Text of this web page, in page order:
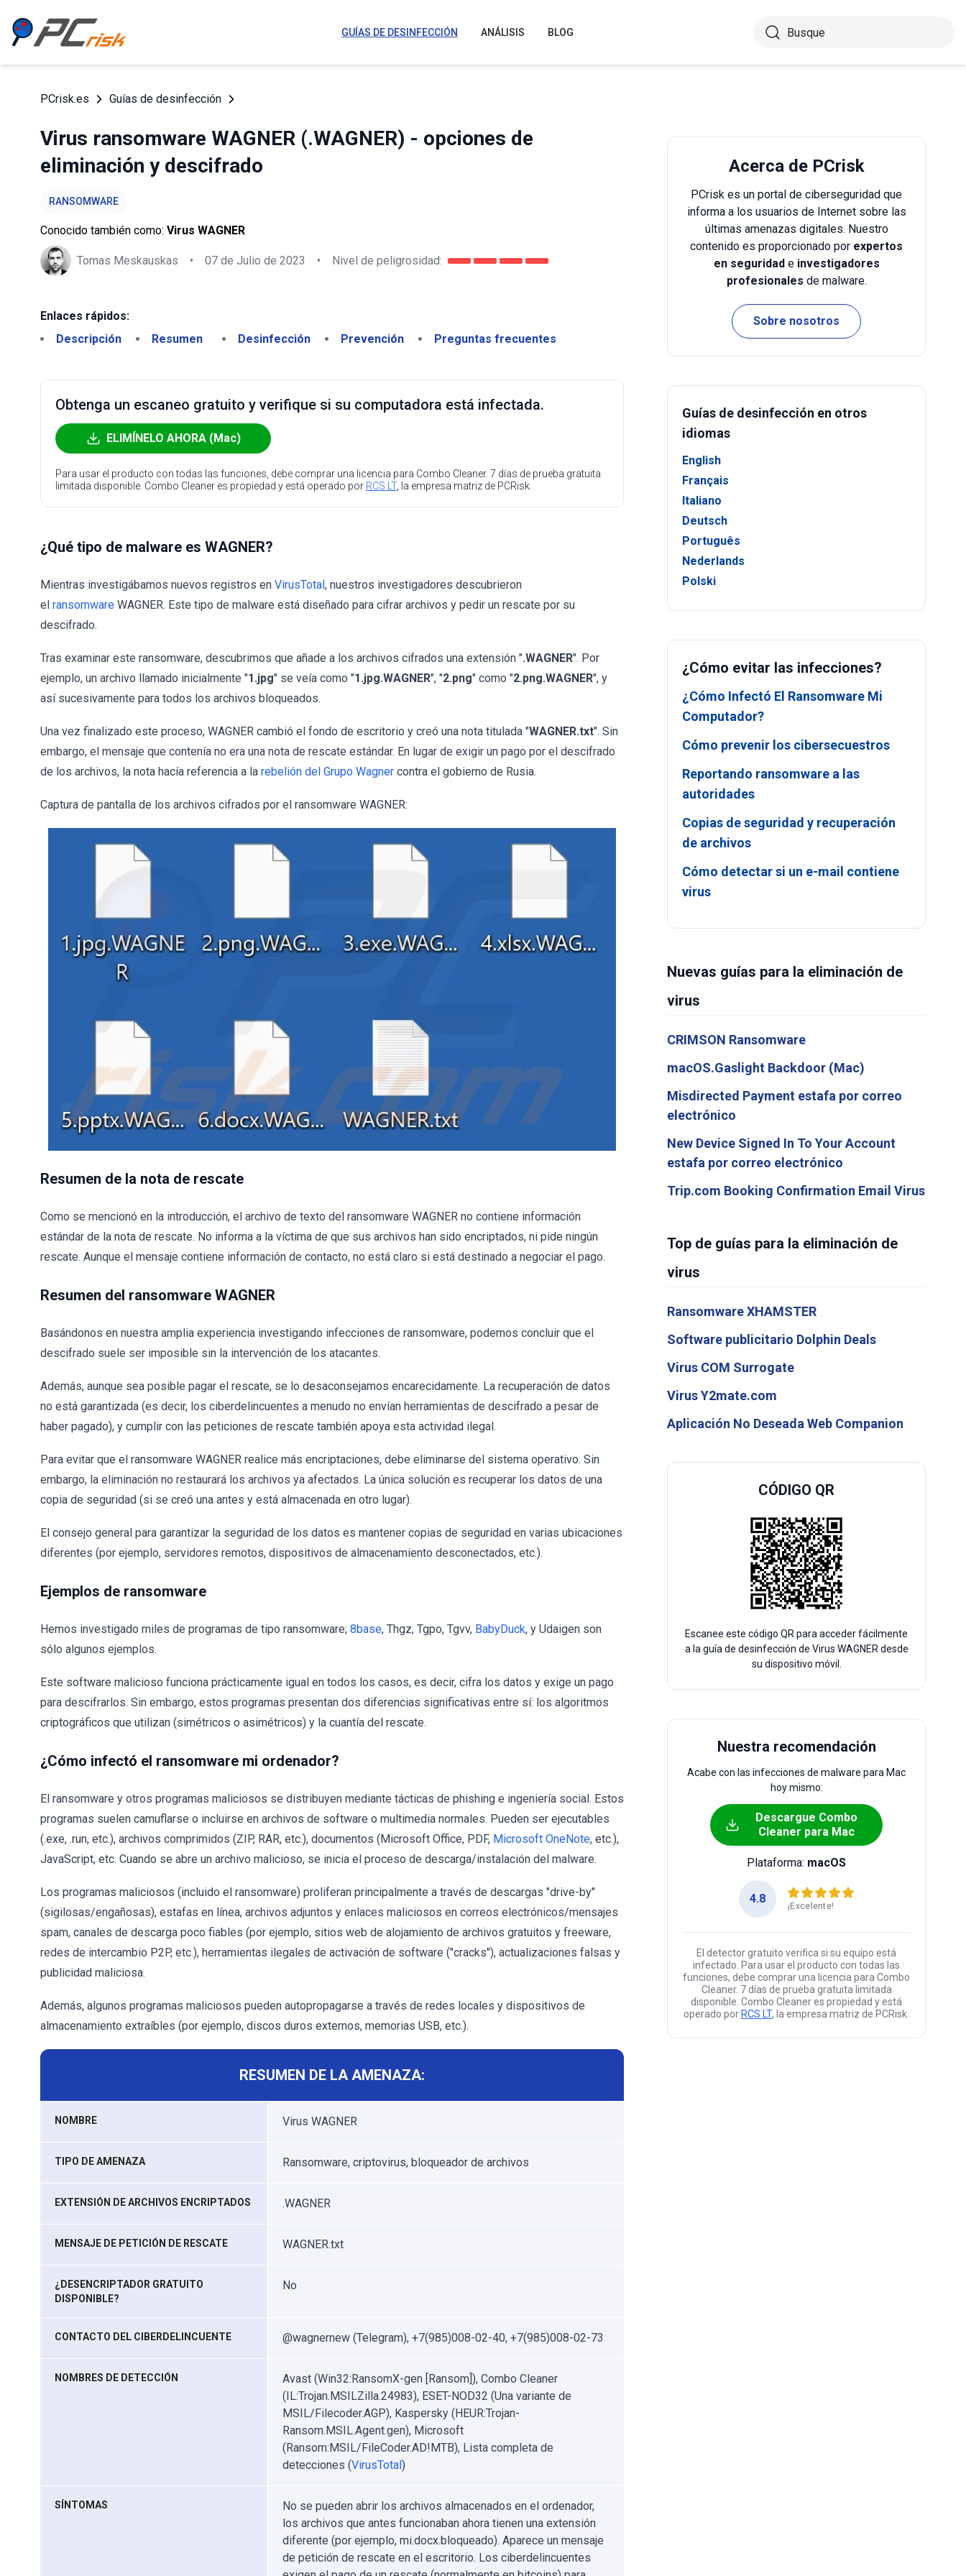
GUÍAS DE DESINFECCIÓN ANÁLISIS BLOG
PCrisk.es Guías de desinfección
Virus ransomware WAGNER (.WAGNER) - opciones de
eliminación y descifrado
RANSOMWARE
Conocido también como: Virus WAGNER
Tomas Meskauskas • 07 de Julio de 2023 • Nivel de peligrosidad:
Enlaces rápidos:
Descripción
Resumen Desinfección Prevención Preguntas frecuentes
Obtenga un escaneo gratuito y verifique si su computadora está infectada.
ELIMÍNELO AHORA (Mac)
Para usar el producto con todas las funciones, debe comprar una licencia para Combo Cleaner. 7 días de prueba gratuita
limitada disponible. Combo Cleaner es propiedad y está operado por RCS LT, la empresa matriz de PCRisk.
¿Qué tipo de malware es WAGNER?
Mientras investigábamos nuevos registros en VirusTotal, nuestros investigadores descubrieron
el ransomware WAGNER. Este tipo de malware está diseñado para cifrar archivos y pedir un rescate por su
descifrado.
Tras examinar este ransomware, descubrimos que añade a los archivos cifrados una extensión ".WAGNER". Por
ejemplo, un archivo llamado inicialmente "1.jpg" se veía como "1.jpg.WAGNER", "2.png" como "2.png.WAGNER", y
así sucesivamente para todos los archivos bloqueados.
Una vez finalizado este proceso, WAGNER cambió el fondo de escritorio y creó una nota titulada "WAGNER.txt". Sin
embargo, el mensaje que contenía no era una nota de rescate estándar. En lugar de exigir un pago por el descifrado
de los archivos, la nota hacía referencia a la rebelión del Grupo Wagner contra el gobierno de Rusia.
Captura de pantalla de los archivos cifrados por el ransomware WAGNER:
Resumen de la nota de rescate
Como se mencionó en la introducción, el archivo de texto del ransomware WAGNER no contiene información
estándar de la nota de rescate. No informa a la víctima de que sus archivos han sido encriptados, ni pide ningún
rescate. Aunque el mensaje contiene información de contacto, no está claro si está destinado a negociar el pago.
Resumen del ransomware WAGNER
Basándonos en nuestra amplia experiencia investigando infecciones de ransomware, podemos concluir que el
descifrado suele ser imposible sin la intervención de los atacantes.
Además, aunque sea posible pagar el rescate, se lo desaconsejamos encarecidamente. La recuperación de datos
no está garantizada (es decir, los ciberdelincuentes a menudo no envían herramientas de descifrado a pesar de
haber pagado), y cumplir con las peticiones de rescate también apoya esta actividad ilegal.
Para evitar que el ransomware WAGNER realice más encriptaciones, debe eliminarse del sistema operativo. Sin
embargo, la eliminación no restaurará los archivos ya afectados. La única solución es recuperar los datos de una
copia de seguridad (si se creó una antes y está almacenada en otro lugar).
El consejo general para garantizar la seguridad de los datos es mantener copias de seguridad en varias ubicaciones
diferentes (por ejemplo, servidores remotos, dispositivos de almacenamiento desconectados, etc.).
Ejemplos de ransomware
Hemos investigado miles de programas de tipo ransomware; 8base, Thgz, Tgpo, Tgvv, BabyDuck, y Udaigen son
sólo algunos ejemplos.
Este software malicioso funciona prácticamente igual en todos los casos, es decir, cifra los datos y exige un pago
para descifrarlos. Sin embargo, estos programas presentan dos diferencias significativas entre sí: los algoritmos
criptográficos que utilizan (simétricos o asimétricos) y la cuantía del rescate.
¿Cómo infectó el ransomware mi ordenador?
El ransomware y otros programas maliciosos se distribuyen mediante tácticas de phishing e ingeniería social. Estos
programas suelen camuflarse o incluirse en archivos de software o multimedia normales. Pueden ser ejecutables
(.exe, .run, etc.), archivos comprimidos (ZIP, RAR, etc.), documentos (Microsoft Office, PDF, Microsoft OneNote, etc.),
JavaScript, etc. Cuando se abre un archivo malicioso, se inicia el proceso de descarga/instalación del malware.
Los programas maliciosos (incluido el ransomware) proliferan principalmente a través de descargas "drive-by"
(sigilosas/engañosas), estafas en línea, archivos adjuntos y enlaces maliciosos en correos electrónicos/mensajes
spam, canales de descarga poco fiables (por ejemplo, sitios web de alojamiento de archivos gratuitos y freeware,
redes de intercambio P2P, etc.), herramientas ilegales de activación de software ("cracks"), actualizaciones falsas y
publicidad maliciosa.
Además, algunos programas maliciosos pueden autopropagarse a través de redes locales y dispositivos de
almacenamiento extraíbles (por ejemplo, discos duros externos, memorias USB, etc.).
RESUMEN DE LA AMENAZA:
NOMBRE Virus WAGNER
TIPO DE AMENAZA Ransomware, criptovirus, bloqueador de archivos
EXTENSIÓN DE ARCHIVOS ENCRIPTADOS .WAGNER
MENSAJE DE PETICIÓN DE RESCATE WAGNER.txt
¿DESENCRIPTADOR GRATUITO
DISPONIBLE?
No
CONTACTO DEL CIBERDELINCUENTE @wagnernew (Telegram), +7(985)008-02-40, +7(985)008-02-73
NOMBRES DE DETECCIÓN
Avast (Win32:RansomX-gen [Ransom]), Combo Cleaner
(IL:Trojan.MSILZilla.24983), ESET-NOD32 (Una variante de
MSIL/Filecoder.AGP), Kaspersky (HEUR:Trojan-
Ransom.MSIL.Agent.gen), Microsoft
(Ransom:MSIL/FileCoder.AD!MTB), Lista completa de
detecciones (VirusTotal)
SÍNTOMAS
No se pueden abrir los archivos almacenados en el ordenador,
los archivos que antes funcionaban ahora tienen una extensión
diferente (por ejemplo, mi.docx.bloqueado). Aparece un mensaje
de petición de rescate en el escritorio. Los ciberdelincuentes
Acerca de PCrisk
PCrisk es un portal de ciberseguridad que
informa a los usuarios de Internet sobre las
últimas amenazas digitales. Nuestro
contenido es proporcionado por expertos
en seguridade investigadores
profesionales de malware.
Sobre nosotros
Guías de desinfección en otros
idiomas
English
Français
Italiano
Deutsch
Português
Nederlands
Polski
¿Cómo evitar las infecciones?
¿Cómo Infectó El Ransomware Mi
Computador?
Cómo prevenir los cibersecuestros
Reportando ransomware a las
autoridades
Copias de seguridad y recuperación
de archivos
Cómo detectar si un e-mail contiene
virus
Nuevas guías para la eliminación de
virus
CRIMSON Ransomware
macOS.Gaslight Backdoor (Mac)
Misdirected Payment estafa por correo
electrónico
New Device Signed In To Your Account
estafa por correo electrónico
Trip.com Booking Confirmation Email Virus
Top de guías para la eliminación de
virus
Ransomware XHAMSTER
Software publicitario Dolphin Deals
Virus COM Surrogate
Virus Y2mate.com
Aplicación No Deseada Web Companion
CÓDIGO QR
Escanee este código QR para acceder fácilmente
a la guía de desinfección de Virus WAGNER desde
su dispositivo móvil.
Nuestra recomendación
Acabe con las infecciones de malware para Mac
hoy mismo:
Descargue Combo
Cleaner para Mac
Plataforma: macOS
4.8
¡Excelente!
El detector gratuito verifica si su equipo está
infectado. Para usar el producto con todas las
funciones, debe comprar una licencia para Combo
Cleaner. 7 días de prueba gratuita limitada
disponible. Combo Cleaner es propiedad y está
operado por RCS LT, la empresa matriz de PCRisk.